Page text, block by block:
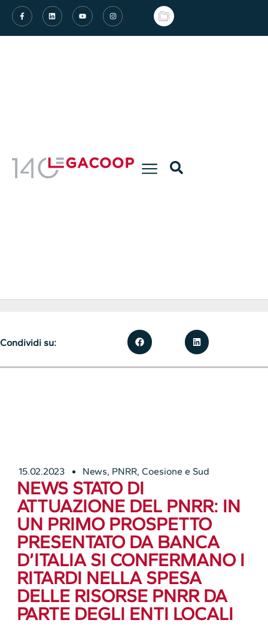
15.02.2023 News, PNRR, Coesione e Sud
NEWS STATO DI
ATTUAZIONE DEL PNRR: IN
UN PRIMO PROSPETTO
PRESENTATO DA BANCA
D’ITALIA SI CONFERMANO I
RITARDI NELLA SPESA
DELLE RISORSE PNRR DA
PARTE DEGLI ENTI LOCALI
Condividi su: